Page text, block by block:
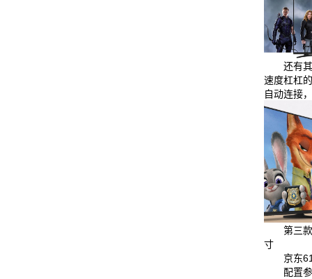
还有
速度杠杠
自动连接
第三
寸
京东
配置